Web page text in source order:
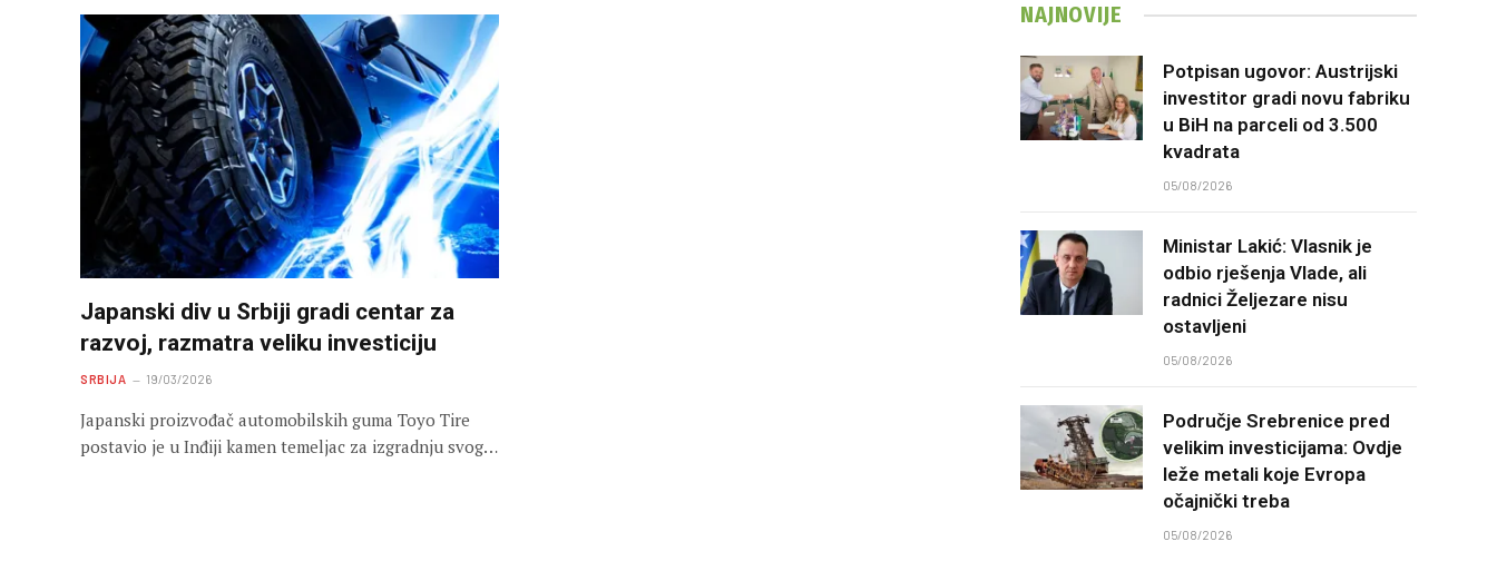
Japanski div u Srbiji gradi centar za
razvoj, razmatra veliku investiciju
SRBIJA 19/03/2026
Japanski proizvođač automobilskih guma Toyo Tire
postavio je u Inđiji kamen temeljac za izgradnju svog…
NAJNOVIJE
Potpisan ugovor: Austrijski
investitor gradi novu fabriku
u BiH na parceli od 3.500
kvadrata
05/08/2026
Ministar Lakić: Vlasnik je
odbio rješenja Vlade, ali
radnici Željezare nisu
ostavljeni
05/08/2026
Područje Srebrenice pred
velikim investicijama: Ovdje
leže metali koje Evropa
očajnički treba
05/08/2026